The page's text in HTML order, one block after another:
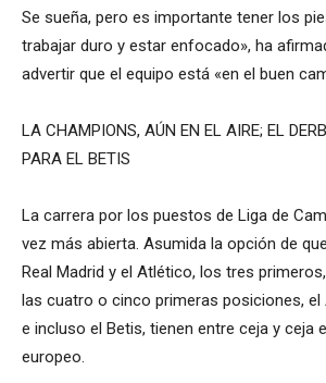
Se sueña, pero es importante tener los
trabajar duro y estar enfocado», ha
advertir que el equipo está «en el buen
LA CHAMPIONS, AÚN EN EL AIRE; EL
PARA EL BETIS
La carrera por los puestos de Liga de
vez más abierta. Asumida la opción de
Real Madrid y el Atlético, los tres
las cuatro o cinco primeras posiciones, el
e incluso el Betis, tienen entre ceja y ceja
europeo.